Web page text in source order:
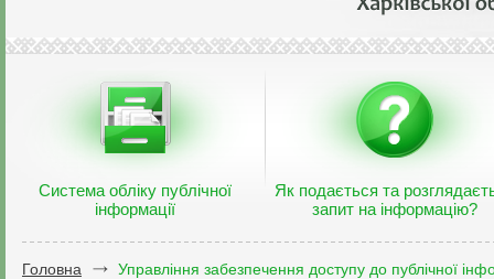
Система обліку публічної
інформації
Як подається та
запит на інформацію?
Головна Управління забезпечення доступу до публічної